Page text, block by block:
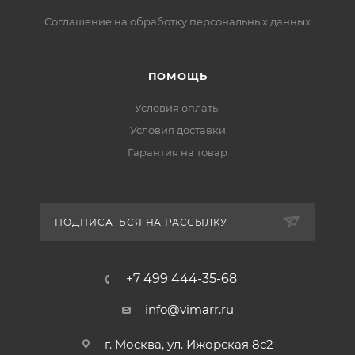
Соглашение на обработку персональных данных
ПОМОЩЬ
Условия оплаты
Условия доставки
Гарантия на товар
ПОДПИСАТЬСЯ НА РАССЫЛКУ
+7 499 444-35-68
info@vimarr.ru
г. Москва, ул. Ижорская 8с2